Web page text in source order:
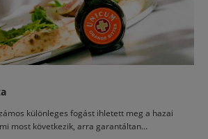
különleges fogást ihletett meg a hazai
most következik, arra garantáltan...